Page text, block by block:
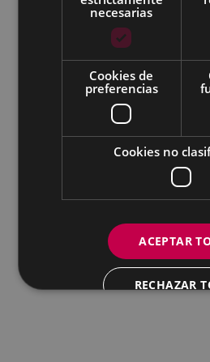
Todas las redes sociales
Eibarko Andretxea - Isasi
Andretxea: 943 54 39 38
andretxea@eibar.eus
IFZ: P2003100A | DIR3
necesarias
Cookies de
preferencias
Cookies no
ACEPTAR
RECHAZAR